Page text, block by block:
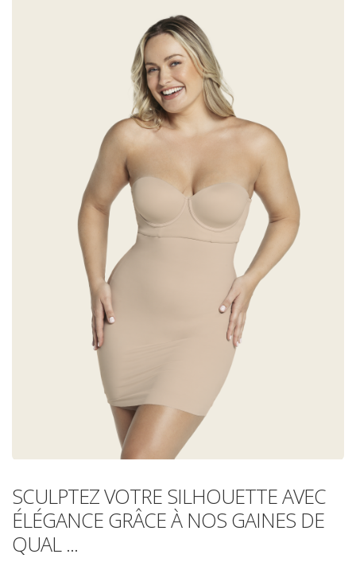
SCULPTEZ VOTRE SILHOUETTE AVEC
ÉLÉGANCE GRÂCE À NOS GAINES DE
QUAL ...